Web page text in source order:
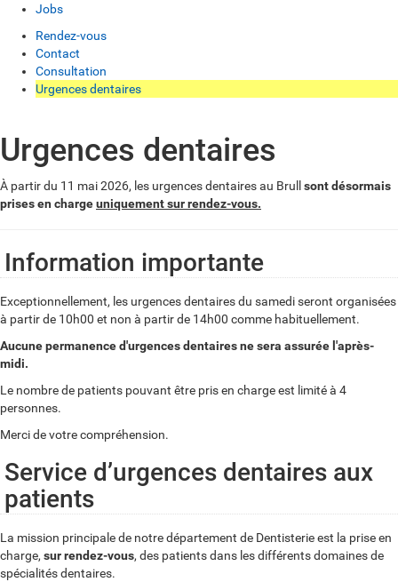
Jobs
Rendez-vous
Contact
Consultation
Urgences dentaires
Urgences dentaires
À partir du 11 mai 2026, les urgences dentaires au Brull sont désormais
prises en chargeuniquement sur rendez-vous.
Information importante
Exceptionnellement, les urgences dentaires du samedi seront organisées
à partir de 10h00 et non à partir de 14h00 comme habituellement.
Aucune permanence d'urgences dentaires ne sera assurée l'après-
midi.
Le nombre de patients pouvant être pris en charge est limité à 4
personnes.
Merci de votre compréhension.
Service d’urgences dentaires aux
patients
La mission principale de notre département de Dentisterie est la prise en
charge, sur rendez-vous, des patients dans les différents domaines de
spécialités dentaires.